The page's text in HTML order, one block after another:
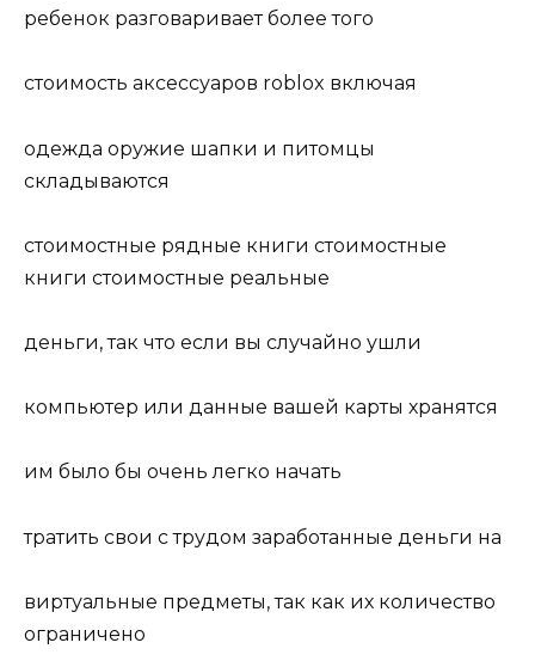
ребенок разговаривает более того
стоимость аксессуаров roblox включая
одежда оружие шапки и питомцы
складываются
стоимостные рядные книги стоимостные
книги стоимостные реальные
деньги, так что если вы случайно ушли
компьютер или данные вашей карты хранятся
им было бы очень легко начать
тратить свои с трудом заработанные деньги на
виртуальные предметы, так как их количество
ограничено